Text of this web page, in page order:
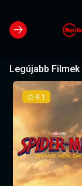
Legújabb Filmek
9.1